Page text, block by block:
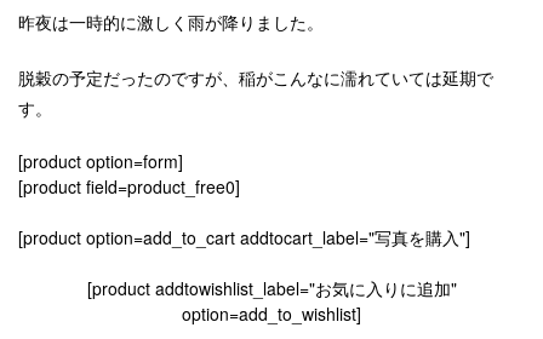
昨夜は一時的に激しく雨が降りました。
脱穀の予定だったのですが、稲がこんなに濡れていては延期で
す。
[product option=form]
[product field=product_free0]
[product option=add_to_cart addtocart_label="写真を購入"]
[product addtowishlist_label="お気に入りに追加"
option=add_to_wishlist]